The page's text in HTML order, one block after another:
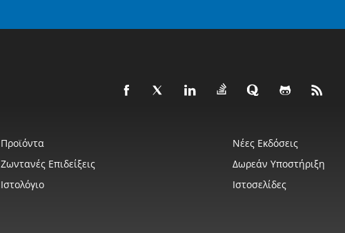
Προϊόντα Νέες Εκδόσεις
Ζωντανές Επιδείξεις Δωρεάν Υποστήριξη
Ιστολόγιο Ιστοσελίδες